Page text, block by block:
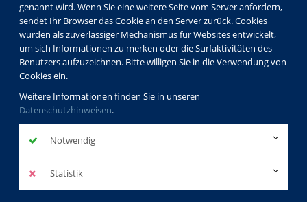
genannt wird. Wenn Sie eine weitere Seite vom Server anfordern,
sendet Ihr Browser das Cookie an den Server zurück. Cookies
wurden als zuverlässiger Mechanismus für Websites entwickelt,
um sich Informationen zu merken oder die Surfaktivitäten des
Benutzers aufzuzeichnen. Bitte willigen Sie in die Verwendung von
Cookies ein.
Weitere Informationen finden Sie in unseren
Datenschutzhinweisen.
Notwendig
Statistik